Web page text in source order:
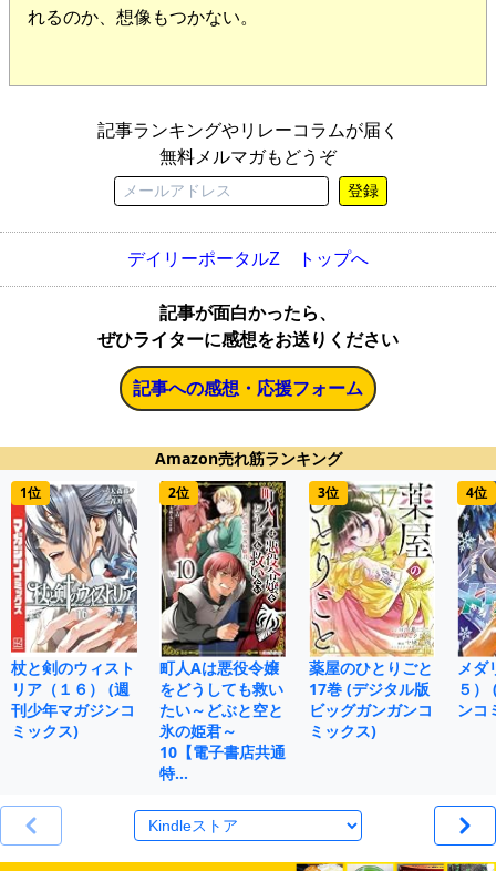
れるのか、想像もつかない。
記事ランキングやリレーコラムが届く
無料メルマガもどうぞ
登録
デイリーポータルZ トップへ
記事が面白かったら、
ぜひライターに感想をお送りください
記事への感想・応援フォーム
Amazon売れ筋ランキング
1位
杖と剣のウィスト
リア（１６） (週
刊少年マガジンコ
ミックス)
2位
町人Aは悪役令嬢
をどうしても救い
たい～どぶと空と
氷の姫君～
10【電子書店共通
特…
3位
薬屋のひとりごと
17巻 (デジタル版
ビッグガンガンコ
ミックス)
4位
メダ
５）
ンコ